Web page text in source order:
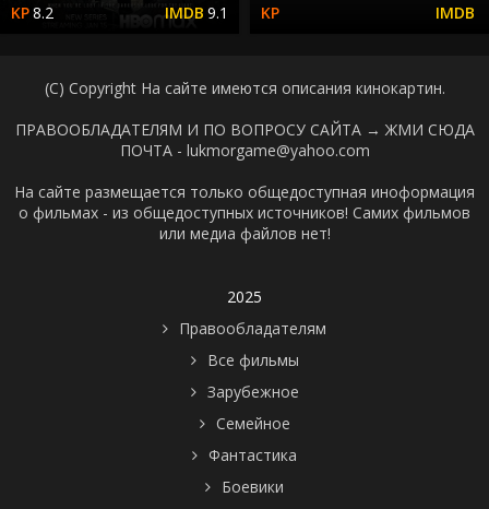
8.2 9.1
(C) Copyright На сайте имеются описания кинокартин.
ПРАВООБЛАДАТЕЛЯМ И ПО ВОПРОСУ САЙТА → ЖМИ СЮДА
ПОЧТА - lukmorgame@yahoo.com
На сайте размещается только общедоступная иноформация
о фильмах - из общедоступных источников! Самих фильмов
или медиа файлов нет!
2025
Правообладателям
Все фильмы
Зарубежное
Семейное
Фантастика
Боевики